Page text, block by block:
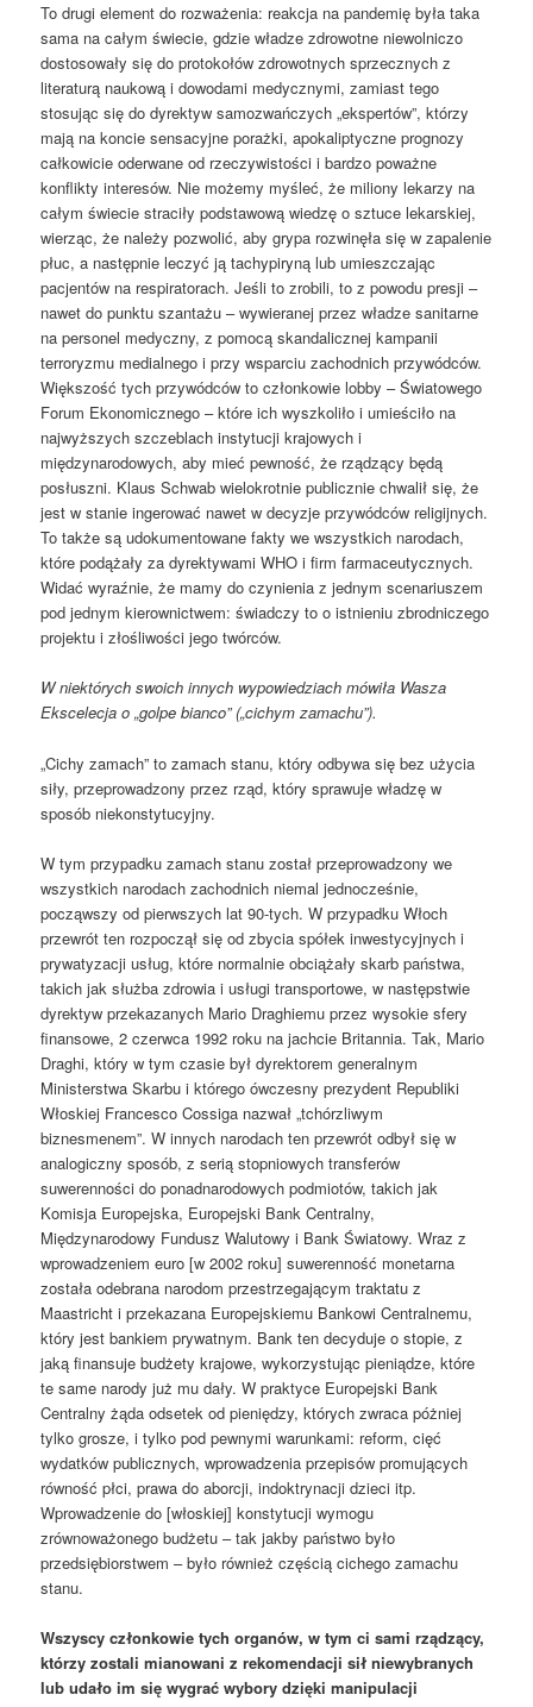
To drugi element do rozważenia: reakcja na pandemię była taka
sama na całym świecie, gdzie władze zdrowotne niewolniczo
dostosowały się do protokołów zdrowotnych sprzecznych z
literaturą naukową i dowodami medycznymi, zamiast tego
stosując się do dyrektyw samozwańczych „ekspertów”, którzy
mają na koncie sensacyjne porażki, apokaliptyczne prognozy
całkowicie oderwane od rzeczywistości i bardzo poważne
konflikty interesów. Nie możemy myśleć, że miliony lekarzy na
całym świecie straciły podstawową wiedzę o sztuce lekarskiej,
wierząc, że należy pozwolić, aby grypa rozwinęła się w zapalenie
płuc, a następnie leczyć ją tachypiryną lub umieszczając
pacjentów na respiratorach. Jeśli to zrobili, to z powodu presji –
nawet do punktu szantażu – wywieranej przez władze sanitarne
na personel medyczny, z pomocą skandalicznej kampanii
terroryzmu medialnego i przy wsparciu zachodnich przywódców.
Większość tych przywódców to członkowie lobby – Światowego
Forum Ekonomicznego – które ich wyszkoliło i umieściło na
najwyższych szczeblach instytucji krajowych i
międzynarodowych, aby mieć pewność, że rządzący będą
posłuszni. Klaus Schwab wielokrotnie publicznie chwalił się, że
jest w stanie ingerować nawet w decyzje przywódców religijnych.
To także są udokumentowane fakty we wszystkich narodach,
które podążały za dyrektywami WHO i firm farmaceutycznych.
Widać wyraźnie, że mamy do czynienia z jednym scenariuszem
pod jednym kierownictwem: świadczy to o istnieniu zbrodniczego
projektu i złośliwości jego twórców.
W niektórych swoich innych wypowiedziach mówiła Wasza
Ekscelecja o „golpe bianco” („cichym zamachu”).
„Cichy zamach” to zamach stanu, który odbywa się bez użycia
siły, przeprowadzony przez rząd, który sprawuje władzę w
sposób niekonstytucyjny.
W tym przypadku zamach stanu został przeprowadzony we
wszystkich narodach zachodnich niemal jednocześnie,
począwszy od pierwszych lat 90-tych. W przypadku Włoch
przewrót ten rozpoczął się od zbycia spółek inwestycyjnych i
prywatyzacji usług, które normalnie obciążały skarb państwa,
takich jak służba zdrowia i usługi transportowe, w następstwie
dyrektyw przekazanych Mario Draghiemu przez wysokie sfery
finansowe, 2 czerwca 1992 roku na jachcie Britannia. Tak, Mario
Draghi, który w tym czasie był dyrektorem generalnym
Ministerstwa Skarbu i którego ówczesny prezydent Republiki
Włoskiej Francesco Cossiga nazwał „tchórzliwym
biznesmenem”. W innych narodach ten przewrót odbył się w
analogiczny sposób, z serią stopniowych transferów
suwerenności do ponadnarodowych podmiotów, takich jak
Komisja Europejska, Europejski Bank Centralny,
Międzynarodowy Fundusz Walutowy i Bank Światowy. Wraz z
wprowadzeniem euro [w 2002 roku] suwerenność monetarna
została odebrana narodom przestrzegającym traktatu z
Maastricht i przekazana Europejskiemu Bankowi Centralnemu,
który jest bankiem prywatnym. Bank ten decyduje o stopie, z
jaką finansuje budżety krajowe, wykorzystując pieniądze, które
te same narody już mu dały. W praktyce Europejski Bank
Centralny żąda odsetek od pieniędzy, których zwraca póżniej
tylko grosze, i tylko pod pewnymi warunkami: reform, cięć
wydatków publicznych, wprowadzenia przepisów promujących
równość płci, prawa do aborcji, indoktrynacji dzieci itp.
Wprowadzenie do [włoskiej] konstytucji wymogu
zrównoważonego budżetu – tak jakby państwo było
przedsiębiorstwem – było również częścią cichego zamachu
stanu.
Wszyscy członkowie tych organów, w tym ci sami rządzący,
którzy zostali mianowani z rekomendacji sił niewybranych
lub udało im się wygrać wybory dzięki manipulacji